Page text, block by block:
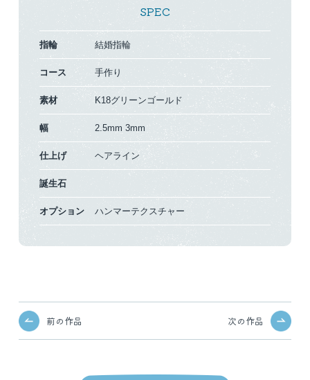
SPEC
指輪 結婚指輪
コース 手作り
素材 K18グリーンゴールド
幅 2.5mm 3mm
仕上げ ヘアライン
誕生石
オプション ハンマーテクスチャー
前の作品 次の作品